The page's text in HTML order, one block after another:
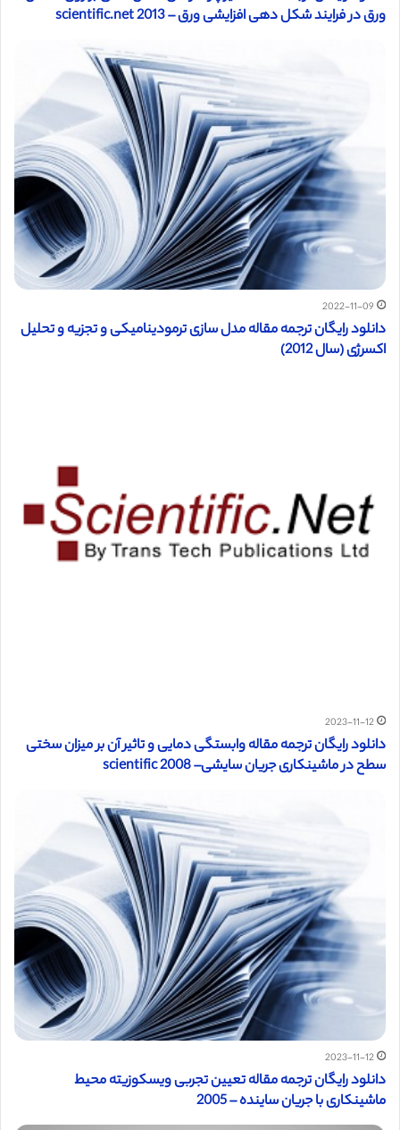
ورق در فرایند شکل دهی افزایشی ورق – scientific.net 2013
2022-11-09
دانلود رایگان ترجمه مقاله مدل سازی ترمودینامیکی و تجزیه و تحلیل
اکسرژی (سال 2012)
2023-11-12
دانلود رایگان ترجمه مقاله وابستگی دمایی و تاثیر آن بر میزان سختی
سطح در ماشینکاری جریان سایشی– scientific 2008
2023-11-12
دانلود رایگان ترجمه مقاله تعیین تجربی ویسکوزیته محیط
ماشینکاری با جریان ساینده – 2005